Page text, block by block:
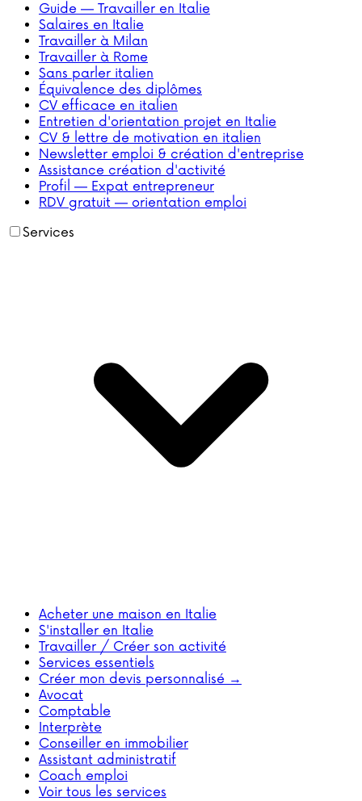
Guide — Travailler en Italie
Salaires en Italie
Travailler à Milan
Travailler à Rome
Sans parler italien
Équivalence des diplômes
CV efficace en italien
Entretien d'orientation projet en Italie
CV & lettre de motivation en italien
Newsletter emploi & création d'entreprise
Assistance création d'activité
Profil — Expat entrepreneur
RDV gratuit — orientation emploi
Services
Acheter une maison en Italie
S'installer en Italie
Travailler / Créer son activité
Services essentiels
Créer mon devis personnalisé →
Avocat
Comptable
Interprète
Conseiller en immobilier
Assistant administratif
Coach emploi
Voir tous les services